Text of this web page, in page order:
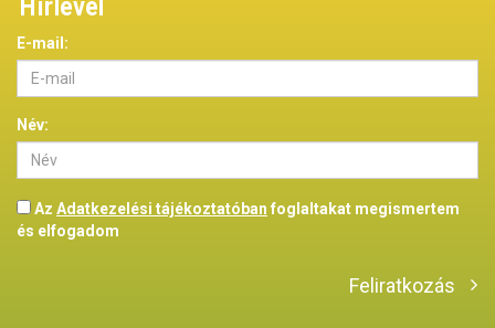
Hírlevél
E-mail:
Név:
Az Adatkezelési tájékoztatóban foglaltakat megismertem
és elfogadom
Feliratkozás